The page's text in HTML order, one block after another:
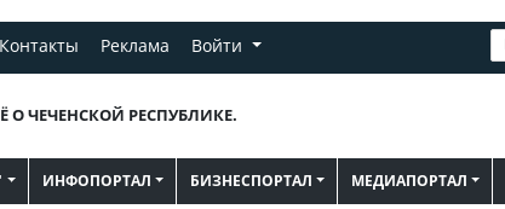
Контакты Реклама Войти
О ЧЕЧЕНСКОЙ РЕСПУБЛИКЕ.
ИНФОПОРТАЛ БИЗНЕСПОРТАЛ МЕДИАПОРТАЛ